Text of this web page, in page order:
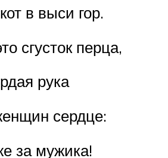
в выси гор.
сгусток перца,
рука
сердце:
за мужика!